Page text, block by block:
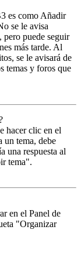
es como Añadir
se le avisa
pero puede seguir
más tarde. Al
se le avisará de
temas y foros que
hacer clic en el
un tema, debe
una respuesta al
tema".
en el Panel de
"Organizar